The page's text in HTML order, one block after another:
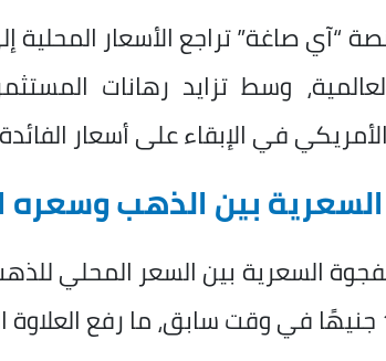
“آي صاغة” تراجع الأسعار
وسط تزايد رهانات
في الإبقاء على أسعار
بين الذهب وسعره